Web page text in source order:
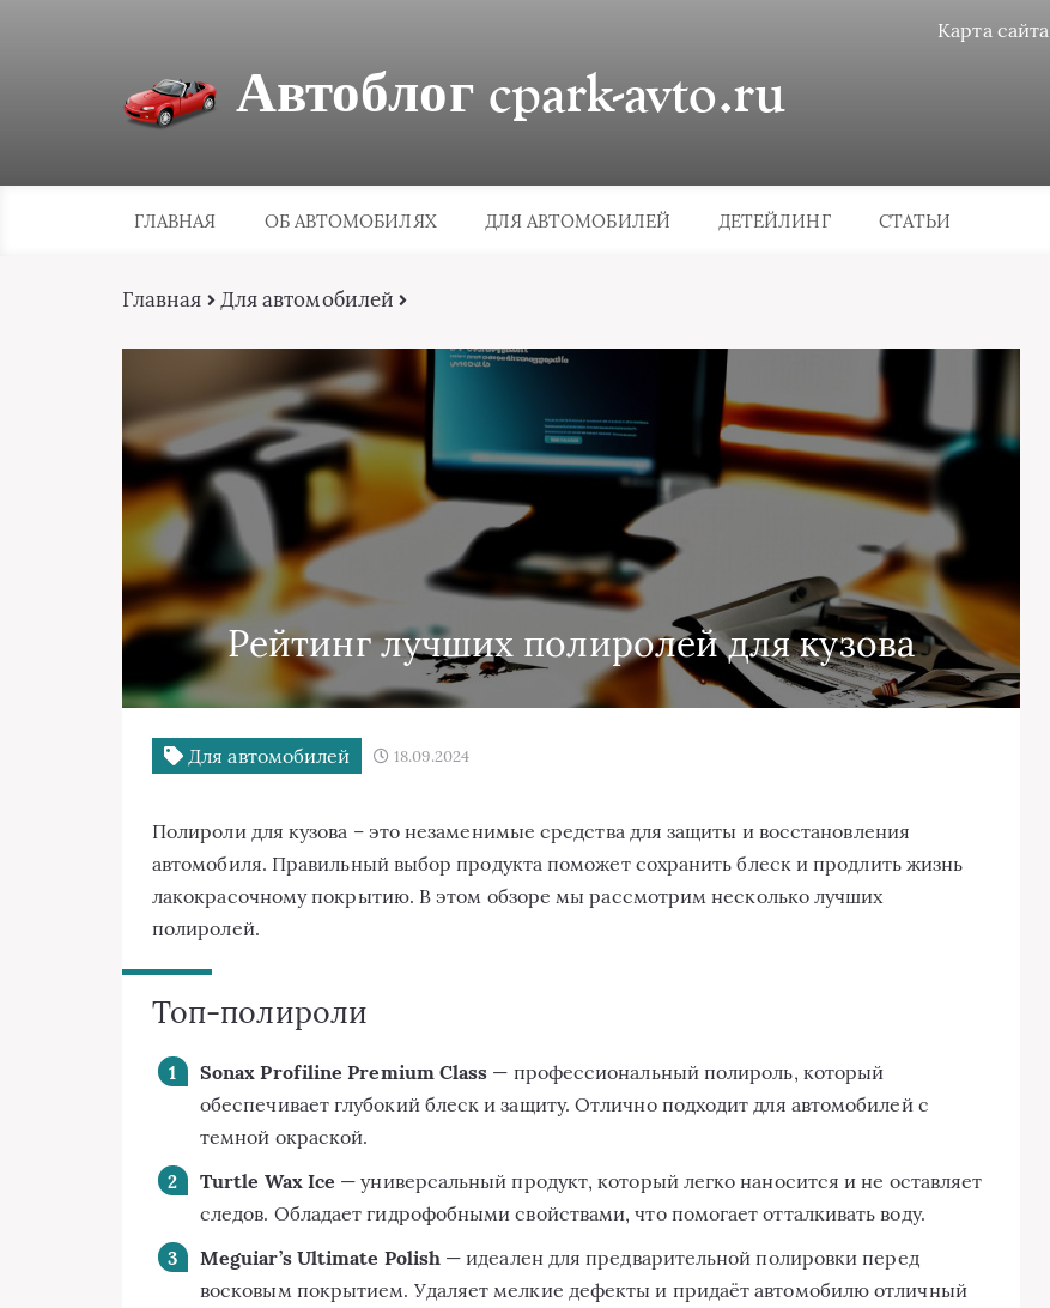
Карта сайта
Автоблог cpark-avto.ru
ГЛАВНАЯ ОБ АВТОМОБИЛЯХ ДЛЯ АВТОМОБИЛЕЙ ДЕТЕЙЛИНГ СТАТЬИ
Главная Для автомобилей
Рейтинг лучших полиролей для кузова
Для автомобилей 18.09.2024
Полироли для кузова – это незаменимые средства для защиты и восстановления
автомобиля. Правильный выбор продукта поможет сохранить блеск и продлить жизнь
лакокрасочному покрытию. В этом обзоре мы рассмотрим несколько лучших
полиролей.
Топ-полироли
Sonax Profiline Premium Class — профессиональный полироль, который
обеспечивает глубокий блеск и защиту. Отлично подходит для автомобилей с
темной окраской.
Turtle Wax Ice — универсальный продукт, который легко наносится и не оставляет
следов. Обладает гидрофобными свойствами, что помогает отталкивать воду.
Meguiar’s Ultimate Polish — идеален для предварительной полировки перед
восковым покрытием. Удаляет мелкие дефекты и придаёт автомобилю отличный